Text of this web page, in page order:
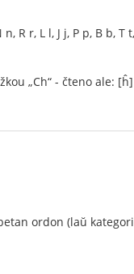
r, L l, J j, P p, B b, T t,
„Ch“ - čteno ale:
ordon (laŭ